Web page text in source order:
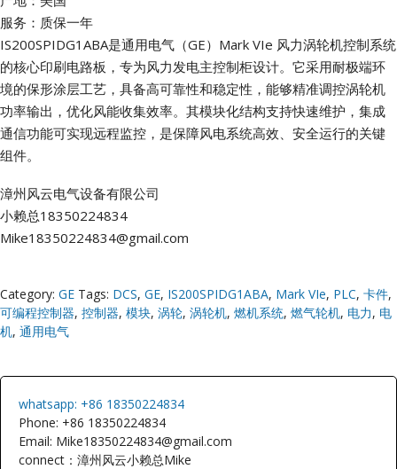
服务：质保一年
IS200SPIDG1ABA是通用电气（GE）Mark VIe 风力涡轮机控制系统
的核心印刷电路板，专为风力发电主控制柜设计。它采用耐极端环
境的保形涂层工艺，具备高可靠性和稳定性，能够精准调控涡轮机
功率输出，优化风能收集效率。其模块化结构支持快速维护，集成
通信功能可实现远程监控，是保障风电系统高效、安全运行的关键
组件。
漳州风云电气设备有限公司
小赖总18350224834
Mike18350224834@gmail.com
Category: GE Tags: DCS, GE, IS200SPIDG1ABA, Mark VIe, PLC, 卡件,
可编程控制器, 控制器, 模块, 涡轮, 涡轮机, 燃机系统, 燃气轮机, 电力, 电
机, 通用电气
whatsapp: +86 18350224834
Phone: +86 18350224834
Email: Mike18350224834@gmail.com
connect：漳州风云小赖总Mike